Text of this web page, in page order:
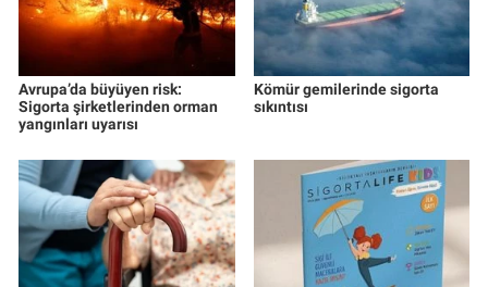
Avrupa’da büyüyen risk:
Sigorta şirketlerinden orman
yangınları uyarısı
Kömür gemilerinde sigorta
sıkıntısı